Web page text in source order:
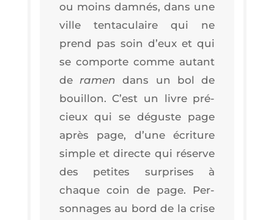
ou moins dam­nés, dans une
ville ten­ta­cu­laire qui ne
prend pas soin d’eux et qui
se com­porte comme autant
de ramen dans un bol de
bouillon. C’est un livre pré­
cieux qui se déguste page
après page, d’une écri­ture
simple et directe qui réserve
des petites sur­prises à
chaque coin de page. Per­
son­nages au bord de la crise